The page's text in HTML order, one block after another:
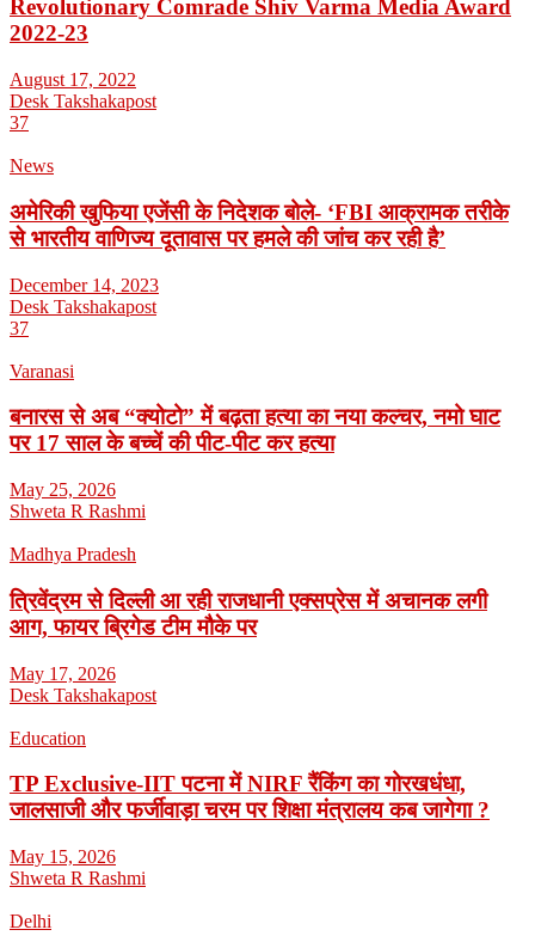
Revolutionary Comrade Shiv Varma Media Award
2022-23
August 17, 2022
Desk Takshakapost
37
News
अमेरिकी खुफिया एजेंसी के निदेशक बोले- ‘FBI आक्रामक तरीके
से भारतीय वाणिज्य दूतावास पर हमले की जांच कर रही है’
December 14, 2023
Desk Takshakapost
37
Varanasi
बनारस से अब “क्योटो” में बढ़ता हत्या का नया कल्चर, नमो घाट
पर 17 साल के बच्चें की पीट-पीट कर हत्या
May 25, 2026
Shweta R Rashmi
Madhya Pradesh
त्रिवेंद्रम से दिल्ली आ रही राजधानी एक्सप्रेस में अचानक लगी
आग, फायर ब्रिगेड टीम मौके पर
May 17, 2026
Desk Takshakapost
Education
TP Exclusive-IIT पटना में NIRF रैंकिंग का गोरखधंधा,
जालसाजी और फर्जीवाड़ा चरम पर शिक्षा मंत्रालय कब जागेगा ?
May 15, 2026
Shweta R Rashmi
Delhi